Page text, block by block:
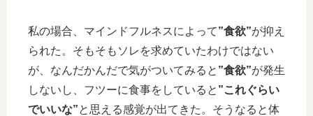
私の場合、マインドフルネスによって”食欲”が抑え
られた。そもそもソレを求めていたわけではない
が、なんだかんだで気がついてみると ”食欲”が発生
しないし、フツーに食事をしていると ”これぐらい
でいいな”と思える感覚が出てきた。そうなると体